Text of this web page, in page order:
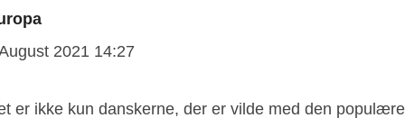
2021 14:27
er ikke kun danskerne, der er vilde med den populære